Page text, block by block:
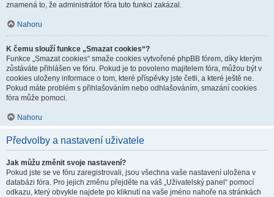
znamená to, že administrátor fóra tuto funkci zakázal.
Nahoru
K čemu slouží funkce „Smazat cookies“?
Funkce „Smazat cookies“ smaže cookies vytvořené phpBB fórem, díky kterým
zůstáváte přihlášen ve fóru. Pokud je to povoleno majitelem fóra, můžou být v
cookies uloženy informace o tom, které příspěvky jste četli, a které ještě ne.
Pokud máte problém s přihlašováním nebo odhlašováním, smazání cookies
fóra může pomoci.
Nahoru
Předvolby a nastavení uživatele
Jak můžu změnit svoje nastavení?
Pokud jste se ve fóru zaregistrovali, jsou všechna vaše nastavení uložena v
databázi fóra. Pro jejich změnu přejděte na váš „Uživatelský panel“ pomocí
odkazu, který obvykle najdete po kliknutí na vaše jméno nahoře na stránkách